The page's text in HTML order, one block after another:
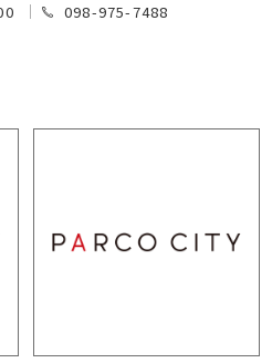
098-975-7488